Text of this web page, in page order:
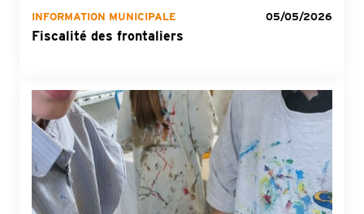
INFORMATION MUNICIPALE 05/05/2026
Fiscalité des frontaliers